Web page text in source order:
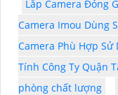
Lắp Camera Đóng
Camera Imou Dùng
Camera Phù Hợp Sử
Tính Công Ty Quận
phòng chất lượng